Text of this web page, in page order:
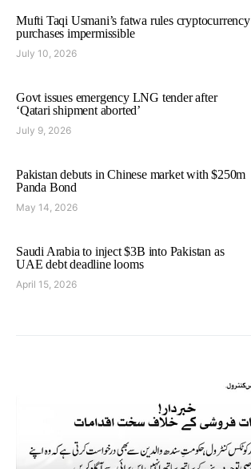
Mufti Taqi Usmani’s fatwa rules cryptocurrency
purchases impermissible
July 10, 2026
Govt issues emergency LNG tender after
‘Qatari shipment aborted’
July 9, 2026
Pakistan debuts in Chinese market with $250m
Panda Bond
May 14, 2026
Saudi Arabia to inject $3B into Pakistan as
UAE debt deadline looms
April 15, 2026